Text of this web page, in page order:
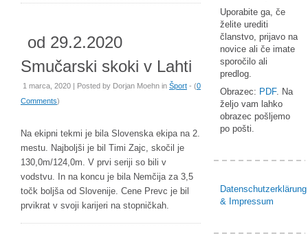
od 29.2.2020
Smučarski skoki v Lahti
1 marca, 2020 | Posted by Dorjan Moehn in Šport - (0
Comments)
Na ekipni tekmi je bila Slovenska ekipa na 2.
mestu. Najboljši je bil Timi Zajc, skočil je
130,0m/124,0m. V prvi seriji so bili v
vodstvu. In na koncu je bila Nemčija za 3,5
točk boljša od Slovenije. Cene Prevc je bil
prvikrat v svoji karijeri na stopničkah.
Uporabite ga, če
želite urediti
članstvo, prijavo na
novice ali če imate
sporočilo ali
predlog.
Obrazec: PDF. Na
željo vam lahko
obrazec pošljemo
po pošti.
Datenschutzerklärung
& Impressum